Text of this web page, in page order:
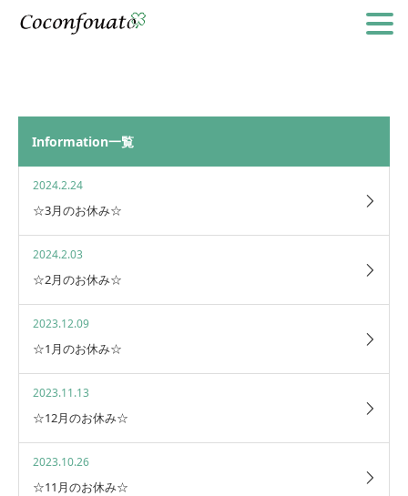
Information一覧
2024.2.24
☆3月のお休み☆
2024.2.03
☆2月のお休み☆
2023.12.09
☆1月のお休み☆
2023.11.13
☆12月のお休み☆
2023.10.26
☆11月のお休み☆